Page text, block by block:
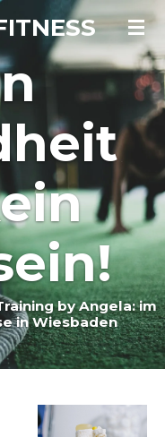
by Angela: im
in Wiesbaden